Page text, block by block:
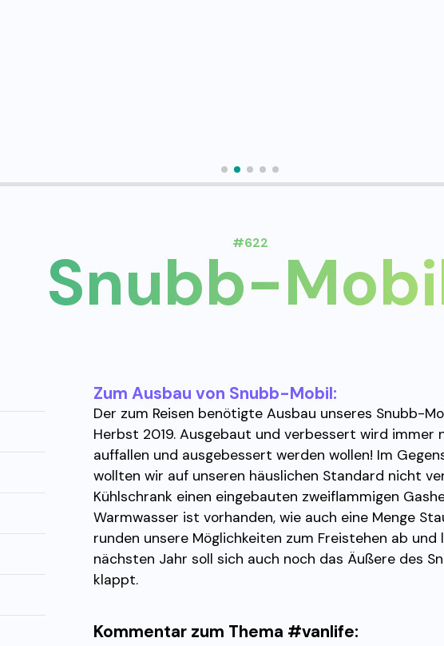
#622
Snubb-
Zum Ausbau von Snubb-Mobil:
Der zum Reisen benötigte Ausbau unseres Snubb-
Herbst 2019. Ausgebaut und verbessert wird immer
auffallen und ausgebessert werden wollen! Im
wollten wir auf unseren häuslichen Standard nicht
Kühlschrank einen eingebauten zweiflammigen
Warmwasser ist vorhanden, wie auch eine Menge
runden unsere Möglichkeiten zum Freistehen ab
nächsten Jahr soll sich auch noch das Äußere des
klappt.
Kommentar zum Thema #vanlife: